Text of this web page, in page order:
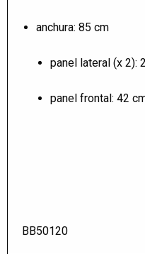
anchura: 85 cm
panel lateral (x 2):
panel frontal: 42
BB50120